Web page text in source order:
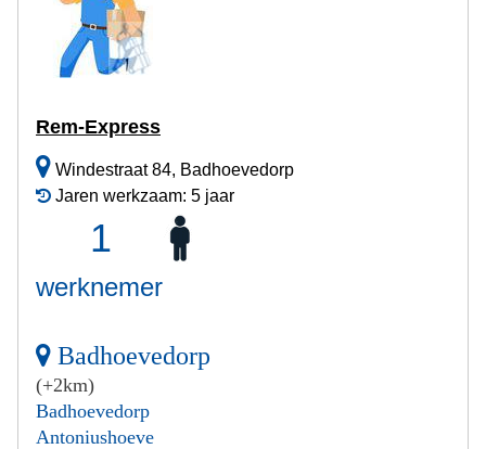
Rem-Express
Windestraat 84, Badhoevedorp
Jaren werkzaam: 5 jaar
1
werknemer
Badhoevedorp
(+2km)
Badhoevedorp
Antoniushoeve